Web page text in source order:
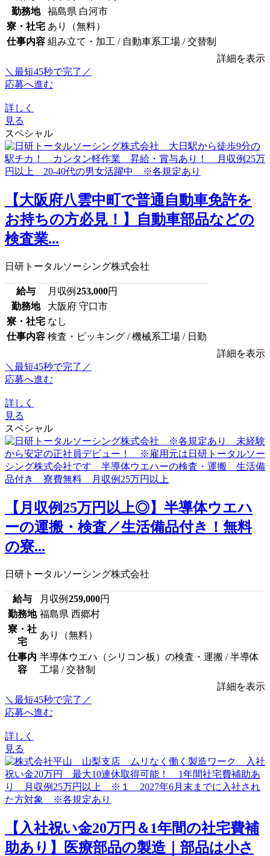
勤務地
福島県 白河市
寮・社宅 あり（無料）
仕事内容 組み立て・加工 / 自動車系工場 / 交替制
詳細を表示
＼最短45秒で完了／
応募へ進む
詳しく
見る
スペシャル
【大阪府八雲中町で普通自動車免許を
お持ちの方必見！】自動車部品などの
検査業...
日研トータルソーシング株式会社
給与 月収例 253,000円
勤務地
大阪府 守口市
寮・社宅 なし
仕事内容 検査・ピッキング / 機械系工場 / 日勤
詳細を表示
＼最短45秒で完了／
応募へ進む
詳しく
見る
スペシャル
【月収例25万円以上◎】半導体ウエハ
ーの運搬・検査／生活備品付き！無料
の寮...
日研トータルソーシング株式会社
給与 月収例 259,000円
勤務地 福島県 西郷村
寮・社
宅
あり（無料）
仕事内
容
半導体ウエハ（シリコン板）の検査・運搬 / 半導体
工場 / 交替制
詳細を表示
＼最短45秒で完了／
応募へ進む
詳しく
見る
【入社祝い金20万円＆1年間の社宅費補
助あり】医療部品の製造｜部品は小さ